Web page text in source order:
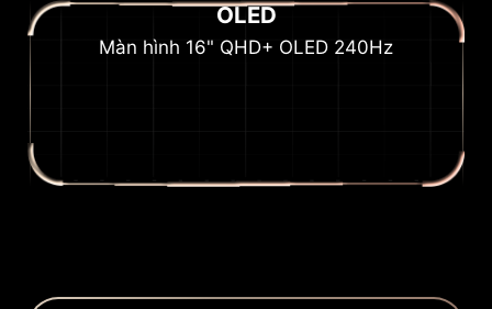
OLED
Màn hình 16" QHD+ OLED 240Hz